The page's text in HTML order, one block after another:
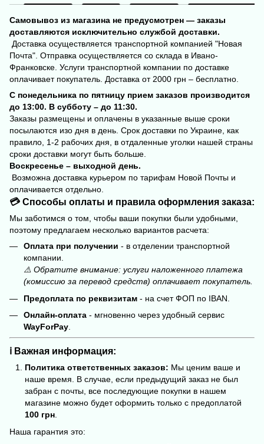
Самовывоз из магазина не предусмотрен — заказы
доставляются исключительно службой доставки.
Доставка осуществляется транспортной компанией "Новая
Почта". Отправка осуществляется со склада в Ивано-
Франковске. Услуги транспортной компании по доставке
оплачивает покупатель. Доставка от 2000 грн – бесплатно.
С понедельника по пятницу прием заказов производится
до 13:00. В субботу – до 11:30.
Заказы размещены и оплачены в указанные выше сроки
посылаются изо дня в день. Срок доставки по Украине, как
правило, 1-2 рабочих дня, в отдаленные уголки нашей страны
сроки доставки могут быть больше.
Воскресенье – выходной день.
Возможна доставка курьером по тарифам Новой Почты и
оплачивается отдельно.
💳 Способы оплаты и правила оформления заказа:
Мы заботимся о том, чтобы ваши покупки были удобными,
поэтому предлагаем несколько вариантов расчета:
Оплата при получении - в отделении транспортной
компании.
⚠️ Обратите внимание: услуги наложенного платежа
(комиссию за перевод средств) оплачивает покупатель.
Предоплата по реквизитам - на счет ФОП по IBAN.
Онлайн-оплата - мгновенно через удобный сервис
WayForPay
ℹ️ Важная информация:
Политика ответственных заказов: Мы ценим ваше и
наше время. В случае, если предыдущий заказ не был
забран с почты, все последующие покупки в нашем
магазине можно будет оформить только с предоплатой
100 грн
Наша гарантия это: